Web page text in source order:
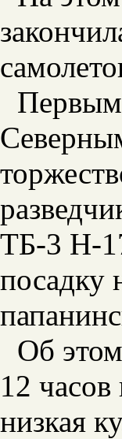
Первым
ТБ-3 Н-
посадку
Об
12
низкая